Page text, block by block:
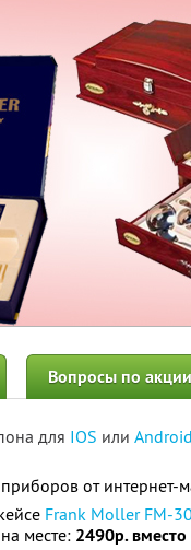
Вопросы по акции
для IOS или Android
от интернет-
Frank Moller FM-
месте: 2490р.